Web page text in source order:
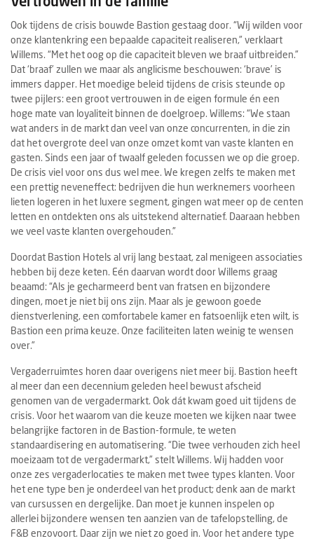
Ook tijdens de crisis bouwde Bastion gestaag door. “Wij wilden voor
onze klantenkring een bepaalde capaciteit realiseren,” verklaart
Willems. “Met het oog op die capaciteit bleven we braaf uitbreiden.”
Dat ‘braaf’ zullen we maar als anglicisme beschouwen: ‘brave’ is
immers dapper. Het moedige beleid tijdens de crisis steunde op
twee pijlers: een groot vertrouwen in de eigen formule én een
hoge mate van loyaliteit binnen de doelgroep. Willems: “We staan
wat anders in de markt dan veel van onze concurrenten, in die zin
dat het overgrote deel van onze omzet komt van vaste klanten en
gasten. Sinds een jaar of twaalf geleden focussen we op die groep.
De crisis viel voor ons dus wel mee. We kregen zelfs te maken met
een prettig neveneffect: bedrijven die hun werknemers voorheen
lieten logeren in het luxere segment, gingen wat meer op de centen
letten en ontdekten ons als uitstekend alternatief. Daaraan hebben
we veel vaste klanten overgehouden.”
Doordat Bastion Hotels al vrij lang bestaat, zal menigeen associaties
hebben bij deze keten. Eén daarvan wordt door Willems graag
beaamd: “Als je gecharmeerd bent van fratsen en bijzondere
dingen, moet je niet bij ons zijn. Maar als je gewoon goede
dienstverlening, een comfortabele kamer en fatsoenlijk eten wilt, is
Bastion een prima keuze. Onze faciliteiten laten weinig te wensen
over.”
Vergaderruimtes horen daar overigens niet meer bij. Bastion heeft
al meer dan een decennium geleden heel bewust afscheid
genomen van de vergadermarkt. Ook dát kwam goed uit tijdens de
crisis. Voor het waarom van die keuze moeten we kijken naar twee
belangrijke factoren in de Bastion-formule, te weten
standaardisering en automatisering. “Die twee verhouden zich heel
moeizaam tot de vergadermarkt,” stelt Willems. Wij hadden voor
onze zes vergaderlocaties te maken met twee types klanten. Voor
het ene type ben je onderdeel van het product; denk aan de markt
van cursussen en dergelijke. Dan moet je kunnen inspelen op
allerlei bijzondere wensen ten aanzien van de tafelopstelling, de
F&B enzovoort. Daar zijn we niet zo goed in. Voor het andere type